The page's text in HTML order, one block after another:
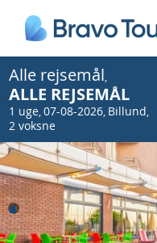
Alle rejsemål,
ALLE REJSEMÅL
1 uge,07-08-2026, Billund,
2 voksne
Prev